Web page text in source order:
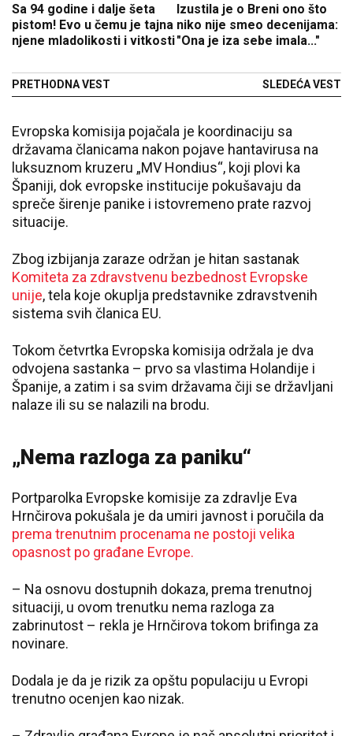
Sa 94 godine i dalje šeta
pistom! Evo u čemu je tajna
njene mladolikosti i vitkosti
PRETHODNA VEST
Izustila je o Breni ono što
niko nije smeo decenijama:
"Ona je iza sebe imala..."
SLEDEĆA VEST
Evropska komisija pojačala je koordinaciju sa
državama članicama nakon pojave hantavirusa na
luksuznom kruzeru „MV Hondius“, koji plovi ka
Španiji, dok evropske institucije pokušavaju da
spreče širenje panike i istovremeno prate razvoj
situacije.
Zbog izbijanja zaraze održan je hitan sastanak
Komiteta za zdravstvenu bezbednost Evropske
unije, tela koje okuplja predstavnike zdravstvenih
sistema svih članica EU.
Tokom četvrtka Evropska komisija održala je dva
odvojena sastanka – prvo sa vlastima Holandije i
Španije, a zatim i sa svim državama čiji se državljani
nalaze ili su se nalazili na brodu.
„Nema razloga za paniku“
Portparolka Evropske komisije za zdravlje Eva
Hrnčirova pokušala je da umiri javnost i poručila da
prema trenutnim procenama ne postoji velika
opasnost po građane Evrope.
– Na osnovu dostupnih dokaza, prema trenutnoj
situaciji, u ovom trenutku nema razloga za
zabrinutost – rekla je Hrnčirova tokom brifinga za
novinare.
Dodala je da je rizik za opštu populaciju u Evropi
trenutno ocenjen kao nizak.